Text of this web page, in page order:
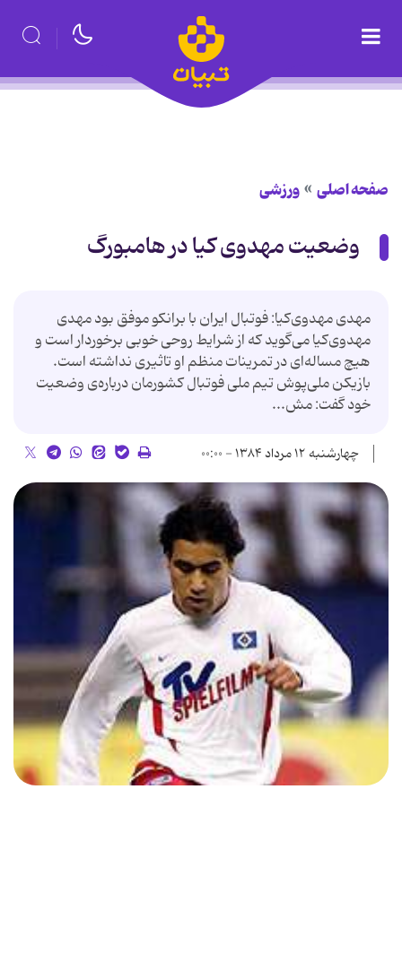
صفحه اصلی ورزشی
وضعیت مهدوی کیا در هامبورگ
مهدی مهدوی‌كیا: فوتبال ایران با برانكو موفق بود مهدی
مهدوی‌كیا می‌گوید كه از شرایط روحی خوبی برخوردار است و
هیچ مساله‌ای در تمرینات منظم او تاثیری نداشته است.
بازیكن ملی‌پوش تیم ملی فوتبال كشورمان درباره‌ی وضعیت
خود گفت: مش...
چهارشنبه ۱۲ مرداد ۱۳۸۴ - ۰۰:۰۰